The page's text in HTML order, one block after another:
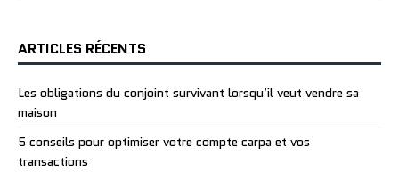
ARTICLES RÉCENTS
Les obligations du conjoint survivant lorsqu’il veut vendre sa
maison
5 conseils pour optimiser votre compte carpa et vos
transactions